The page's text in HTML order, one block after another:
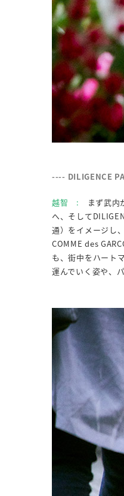
---- DILIGENCE
越智 :
まず武内
へ、そして
通）をイメージし
COMME des
も、街中をハート
運んでいく姿や、